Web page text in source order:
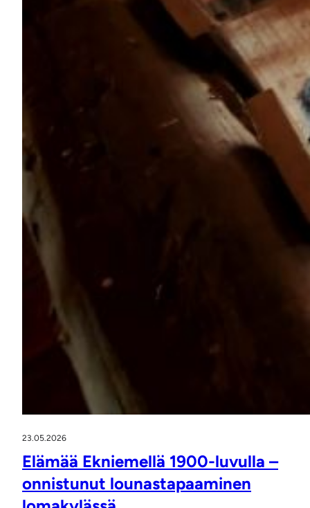
23.05.2026
Elämää Ekniemellä 1900-luvulla –
onnistunut lounastapaaminen